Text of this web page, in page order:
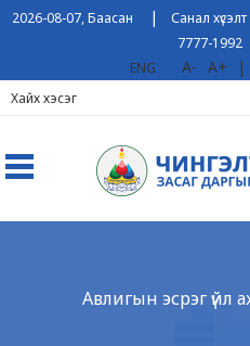
2026-08-07, Баасан |Санал хүсэлт
7777-1992
ENG
A- A+ |
Авлигын эсрэг үйл